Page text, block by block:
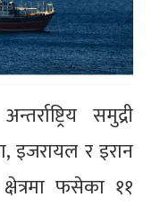
समुद्री
र इरान
फसेका ११